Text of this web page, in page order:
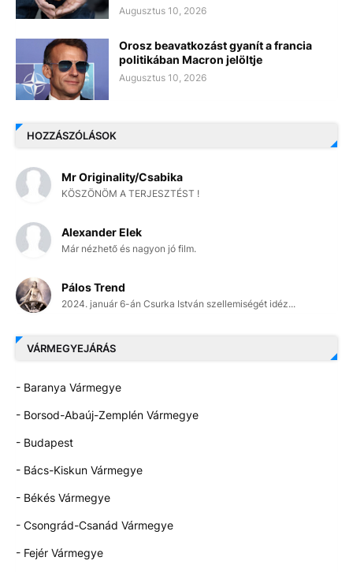
Augusztus 10, 2026
Orosz beavatkozást gyanít a francia
politikában Macron jelöltje
Augusztus 10, 2026
HOZZÁSZÓLÁSOK
Mr Originality/Csabika
KÖSZÖNÖM A TERJESZTÉST !
Alexander Elek
Már nézhető és nagyon jó film.
Pálos Trend
2024. január 6-án Csurka István szellemiségét idéz...
VÁRMEGYEJÁRÁS
- Baranya Vármegye
- Borsod-Abaúj-Zemplén Vármegye
- Budapest
- Bács-Kiskun Vármegye
- Békés Vármegye
- Csongrád-Csanád Vármegye
- Fejér Vármegye